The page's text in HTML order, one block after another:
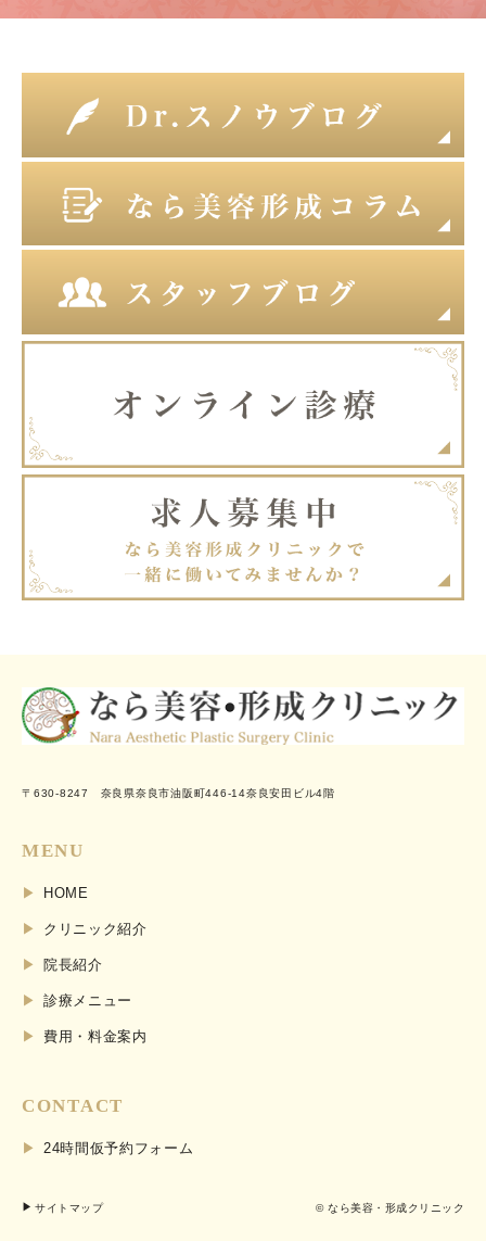
〒630-8247 奈良県奈良市油阪町446-14奈良安田ビル4階
MENU
HOME
クリニック紹介
院長紹介
診療メニュー
費用・料金案内
CONTACT
24時間仮予約フォーム
サイトマップ © なら美容・形成クリニック